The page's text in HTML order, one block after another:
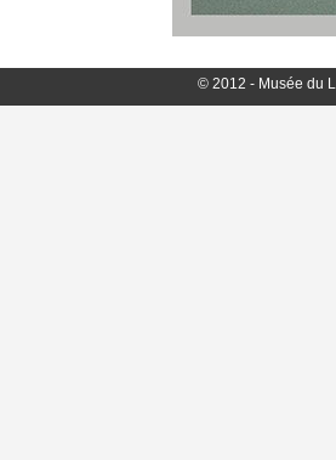
© 2012 - Musée du